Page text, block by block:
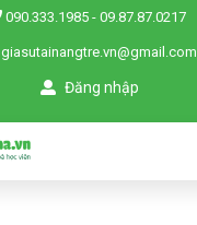
090.333.1985 - 09.87.87.0217
giasutainangtre.vn@gmail.com
Đăng nhập